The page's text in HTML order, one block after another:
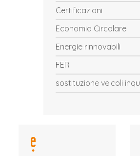
Certificazioni
Economia Circolare
Energie rinnovabili
FER
sostituzione veicoli